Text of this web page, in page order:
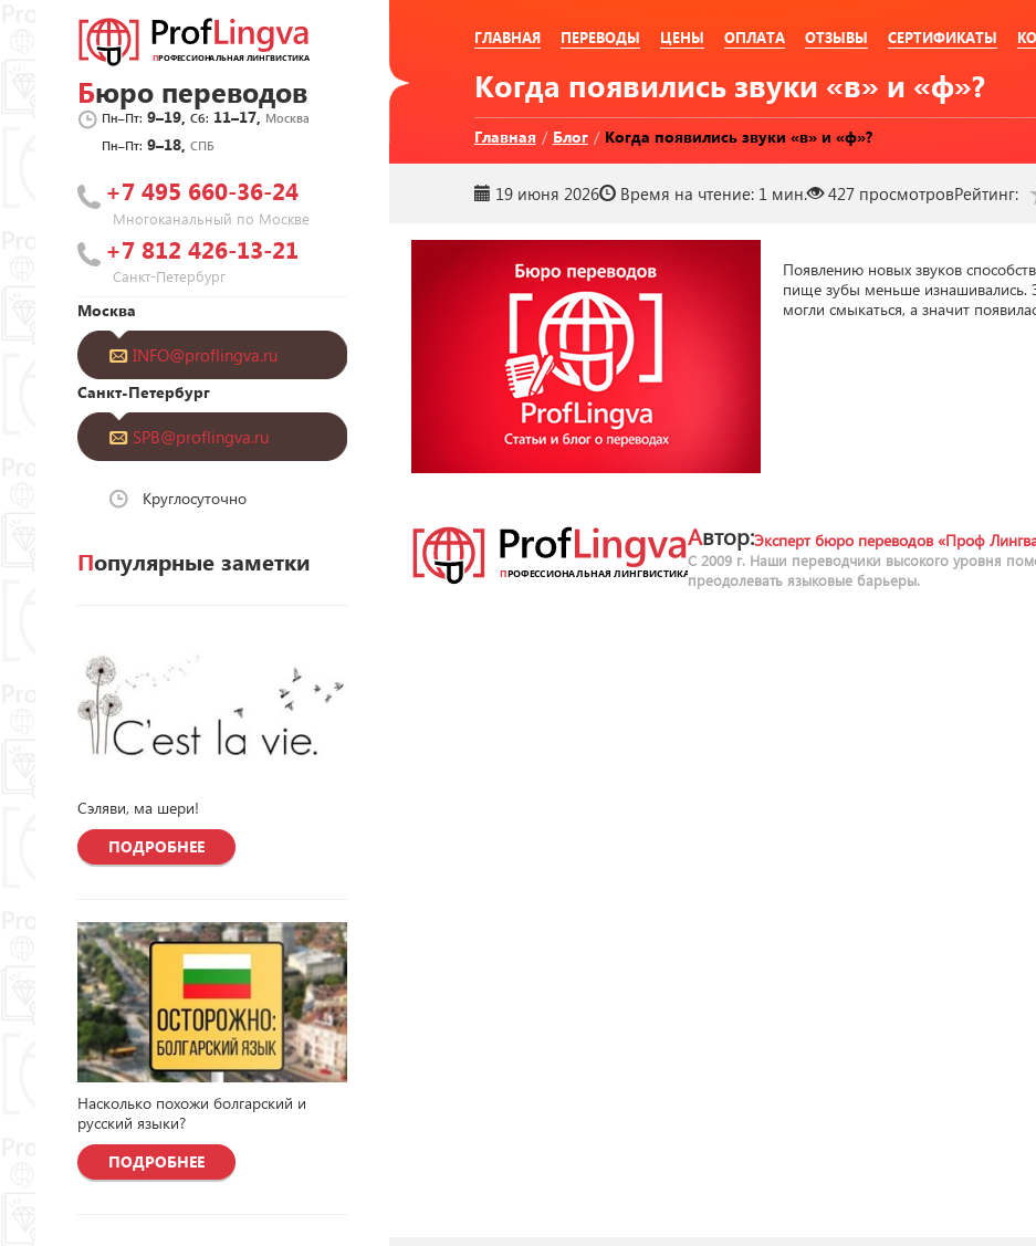
Бюро переводов
Пн–Пт: 9–19,Сб: 11–17, Москва
Пн–Пт: 9–18,СПБ
ГЛАВНАЯ ПЕРЕВОДЫ ЦЕНЫ ОПЛАТА ОТЗЫВЫ СЕРТИФИКАТЫ
Когда появились звуки «в» и «ф»?
Главная / Блог / Когда появились звуки «в» и «ф»?
+7 495 660-36-24
Многоканальный по Москве
+7 812 426-13-21
Санкт-Петербург
Москва
INFO@proflingva.ru
Санкт-Петербург
SPB@proflingva.ru
Круглосуточно
Популярные заметки
Сэляви, ма шери!
ПОДРОБНЕЕ
Насколько похожи болгарский и
русский языки?
ПОДРОБНЕЕ
19 июня 2026 Время на чтение: 1 мин. 427 просмотровРейтинг:
Появлению новых звуков
пище зубы меньше изнашивались.
могли смыкаться, а значит
Автор:Эксперт бюро переводов «Проф
С 2009 г. Наши переводчики высокого уровня
преодолевать языковые барьеры.